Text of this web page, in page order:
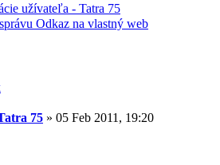
užívateľa - Tatra 75
Odkaz na vlastný web
75 » 05 Feb 2011, 19:20